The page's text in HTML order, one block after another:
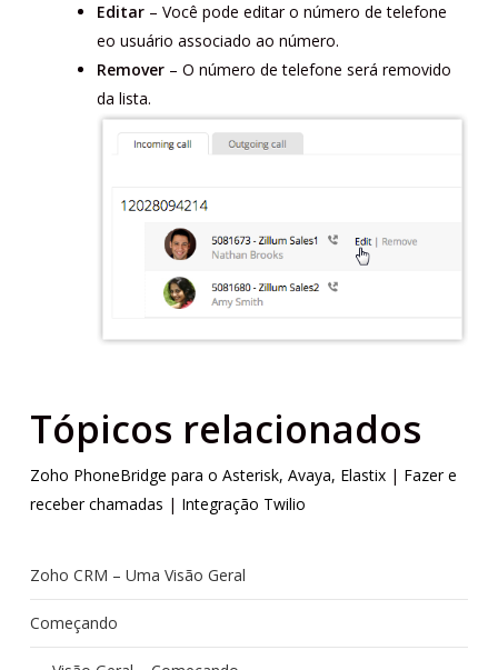
Editar– Você pode editar o número de telefone
eo usuário associado ao número.
Remover– O número de telefone será removido
da lista.
Tópicos relacionados
Zoho PhoneBridge para o Asterisk, Avaya, Elastix| Fazer e
receber chamadas | Integração Twilio
Zoho CRM – Uma Visão Geral
Começando